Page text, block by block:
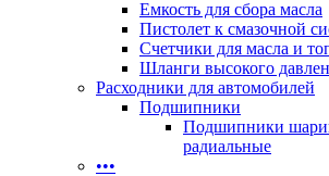
Емкость для сбора масла
Пистолет к смазочной
Счетчики для масла и
Шланги высокого
Расходники для автомобилей
Подшипники
Подшипники
радиальные
•••